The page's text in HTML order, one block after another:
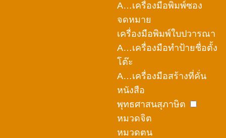
A…เครื่องมือพิมพ์ซอง
จดหมาย
เครื่องมือพิมพ์ใบปวารณา
A…เครื่องมือทำป้ายชื่อตั้ง
โต๊ะ
A…เครื่องมือสร้างที่คั่น
หนังสือ
พุทธศาสนสุภาษิต
หมวดจิต
หมวดตน